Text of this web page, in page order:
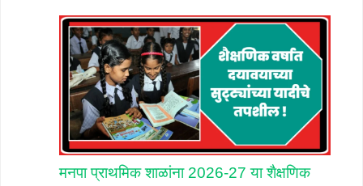
मनपा प्राथमिक शाळांना 2026-27 या शैक्षणिक